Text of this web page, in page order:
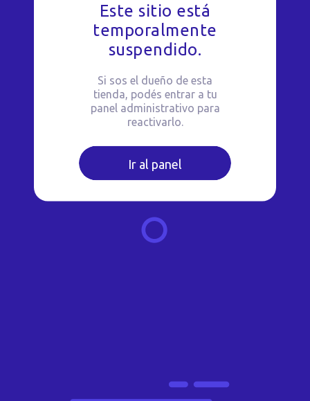
Este sitio está
temporalmente
suspendido.
Si sos el dueño de esta
tienda, podés entrar a tu
panel administrativo para
reactivarlo.
Ir al panel